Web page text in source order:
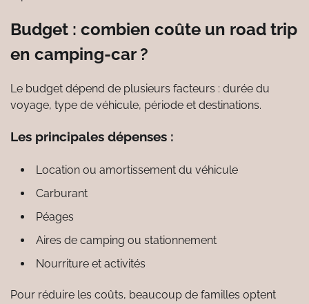
Budget : combien coûte un road trip
en camping-car ?
Le budget dépend de plusieurs facteurs : durée du
voyage, type de véhicule, période et destinations.
Les principales dépenses :
Location ou amortissement du véhicule
Carburant
Péages
Aires de camping ou stationnement
Nourriture et activités
Pour réduire les coûts, beaucoup de familles optent